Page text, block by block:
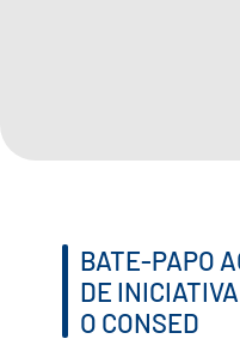
BATE-PAPO
DE
O CONSED